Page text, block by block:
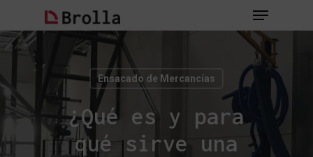
main
content
Menu
Ensacado de Mercancías
¿Qué es y para
qué sirve una
Close